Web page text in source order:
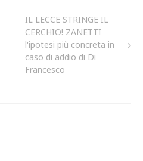
IL LECCE STRINGE IL
CERCHIO! ZANETTI
l'ipotesi più concreta in
caso di addio di Di
Francesco